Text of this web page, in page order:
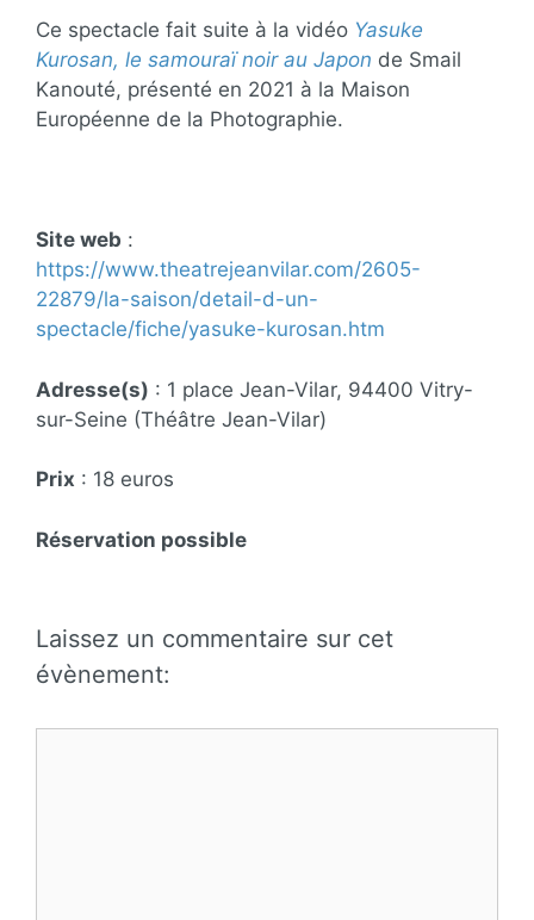
Ce spectacle fait suite à la vidéo Yasuke
Kurosan, le samouraï noir au Japon de Smail
Kanouté, présenté en 2021 à la Maison
Européenne de la Photographie.
Site web :
https://www.theatrejeanvilar.com/2605-
22879/la-saison/detail-d-un-
spectacle/fiche/yasuke-kurosan.htm
Adresse(s) : 1 place Jean-Vilar, 94400 Vitry-
sur-Seine (Théâtre Jean-Vilar)
Prix : 18 euros
Réservation possible
Laissez un commentaire sur cet
évènement: